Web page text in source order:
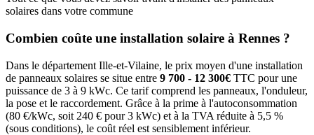
solaires dans votre commune
Combien coûte une installation solaire à Rennes ?
Dans le département Ille-et-Vilaine, le prix moyen d'une installation
de panneaux solaires se situe entre 9 700 - 12 300€ TTC pour une
puissance de 3 à 9 kWc. Ce tarif comprend les panneaux, l'onduleur,
la pose et le raccordement. Grâce à la prime à l'autoconsommation
(80 €/kWc, soit 240 € pour 3 kWc) et à la TVA réduite à 5,5 %
(sous conditions), le coût réel est sensiblement inférieur.